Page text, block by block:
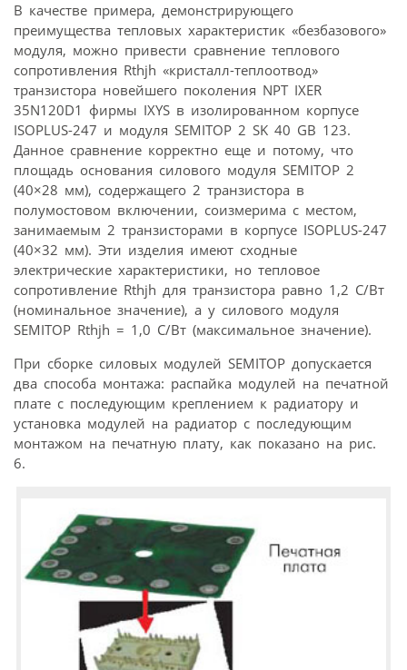
В качестве примера, демонстрирующего
преимущества тепловых характеристик «безбазового»
модуля, можно привести сравнение теплового
сопротивления Rthjh «кристалл-теплоотвод»
транзистора новейшего поколения NPT IXER
35N120D1 фирмы IXYS в изолированном корпусе
ISOPLUS-247 и модуля SEMITOP 2 SK 40 GB 123.
Данное сравнение корректно еще и потому, что
площадь основания силового модуля SEMITOP 2
(40×28 мм), содержащего 2 транзистора в
полумостовом включении, соизмерима с местом,
занимаемым 2 транзисторами в корпусе ISOPLUS-247
(40×32 мм). Эти изделия имеют сходные
электрические характеристики, но тепловое
сопротивление Rthjh для транзистора равно 1,2 С/Вт
(номинальное значение), а у силового модуля
SEMITOP Rthjh = 1,0 С/Вт (максимальное значение).
При сборке силовых модулей SEMITOP допускается
два способа монтажа: распайка модулей на печатной
плате с последующим креплением к радиатору и
установка модулей на радиатор с последующим
монтажом на печатную плату, как показано на рис.
6.